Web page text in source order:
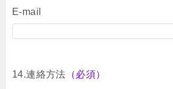
E-mail
14.連絡方法 （必須）